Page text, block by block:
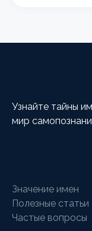
Узнайте тайны
мир
Значение имен
Полезные статьи
Частые вопросы